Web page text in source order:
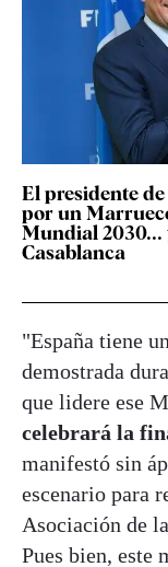
El presidente
por un
Mundial 2030...
Casablanca
"España tiene
demostrada
que lidere ese
celebrará la
manifestó sin
escenario para
Asociación de
Pues bien, este